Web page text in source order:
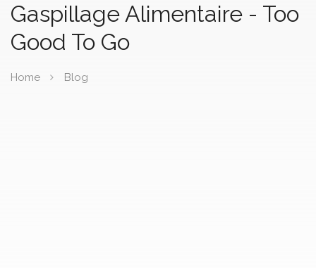
Gaspillage Alimentaire - Too
Good To Go
Home Blog